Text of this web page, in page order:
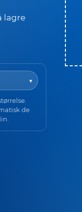
lagre
de